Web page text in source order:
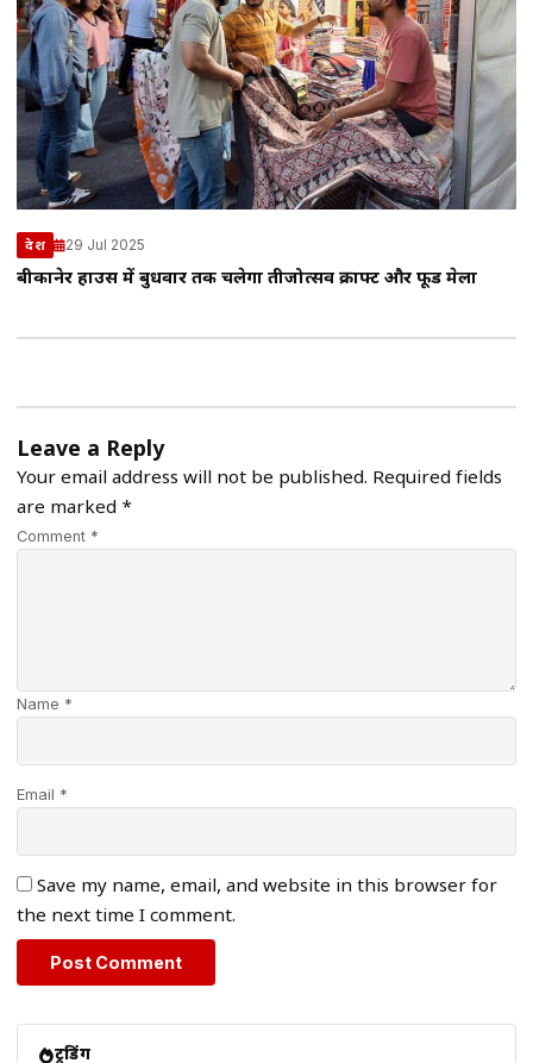
देश 29 Jul 2025
बीकानेर हाउस में बुधवार तक चलेगा तीजोत्सव क्राफ्ट और फूड मेला
Leave a Reply
Your email address will not be published. Required fields
are marked *
Comment *
Name *
Email *
Save my name, email, and website in this browser for
the next time I comment.
ट्रेंडिंग